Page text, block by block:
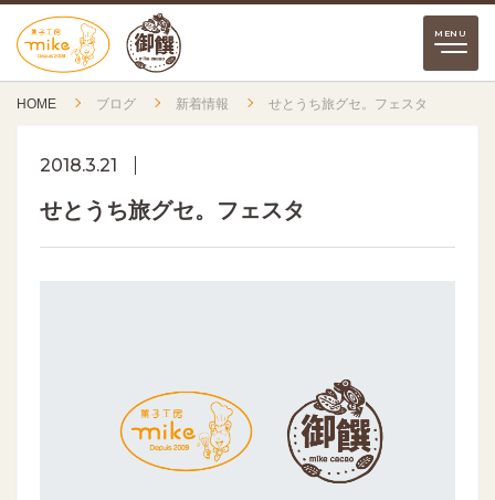
HOME ブログ 新着情報 せとうち旅グセ。フェスタ
2018.3.21
せとうち旅グセ。フェスタ